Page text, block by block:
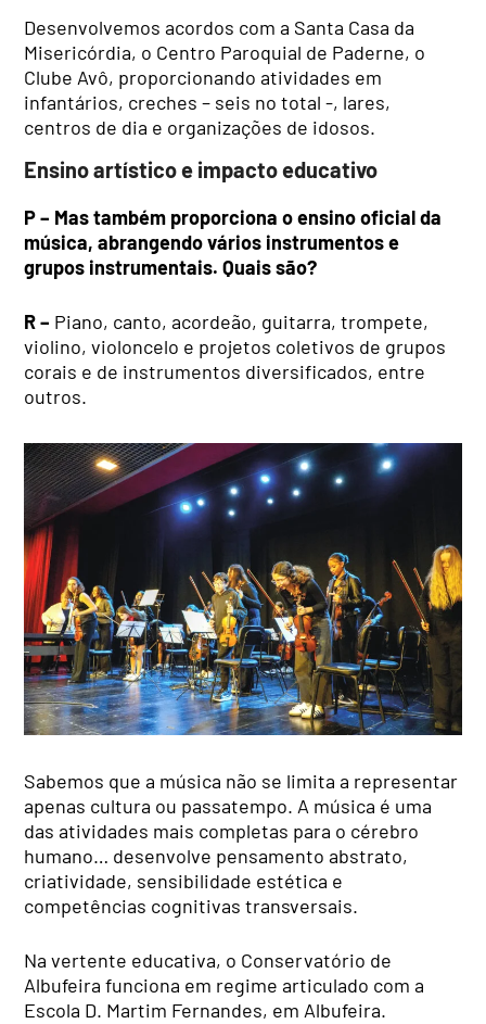
Desenvolvemos acordos com a Santa Casa da
Misericórdia, o Centro Paroquial de Paderne, o
Clube Avô, proporcionando atividades em
infantários, creches – seis no total -, lares,
centros de dia e organizações de idosos.
Ensino artístico e impacto educativo
P – Mas também proporciona o ensino oficial da
música, abrangendo vários instrumentos e
grupos instrumentais. Quais são?
R – Piano, canto, acordeão, guitarra, trompete,
violino, violoncelo e projetos coletivos de grupos
corais e de instrumentos diversificados, entre
outros.
Sabemos que a música não se limita a representar
apenas cultura ou passatempo. A música é uma
das atividades mais completas para o cérebro
humano… desenvolve pensamento abstrato,
criatividade, sensibilidade estética e
competências cognitivas transversais.
Na vertente educativa, o Conservatório de
Albufeira funciona em regime articulado com a
Escola D. Martim Fernandes, em Albufeira.